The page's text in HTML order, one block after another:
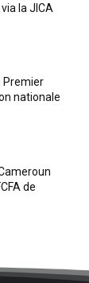
la JICA
Premier
nationale
de